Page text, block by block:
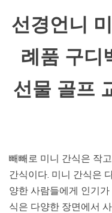
선경언니
례품 구디
선물 골프
빼빼로 미니 간식은 작
간식이다. 미니 간식은
양한 사람들에게 인기
식은 다양한 장면에서